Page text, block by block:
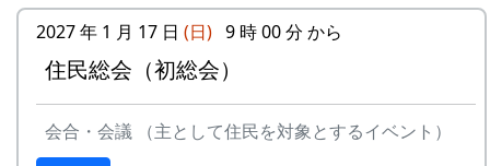
バンド
16
収穫の秋に
17
棚⽥のステージへ アンジェラ
2000年 加美町〜棚⽥の秋〜 穫れたての
2027 年 1 月 17 日 (日) 9 時 00 分 から
住民総会（初総会）
会合・会議 （主として住民を対象とするイベント）